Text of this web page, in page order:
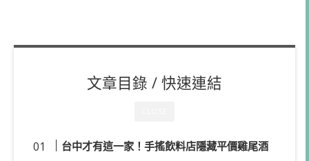
文章目錄 / 快速連結
台中才有這一家！手搖飲料店隱藏平價雞尾酒